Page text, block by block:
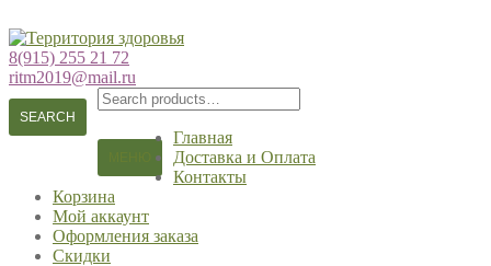
Перейти
к
навигации
Перейти
к
содержимому
8(915) 255 21 72
ritm2019@mail.ru
Search
for:
SEARCH
Главная
Доставка и Оплата
Контакты
Корзина
Мой аккаунт
Оформления заказа
Скидки